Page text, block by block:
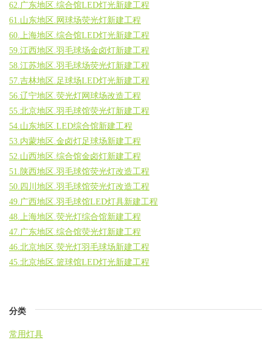
62.广东地区.综合馆LED灯光新建工程
61.山东地区.网球场荧光灯新建工程
60.上海地区.综合馆LED灯光新建工程
59.江西地区.羽毛球场金卤灯新建工程
58.江苏地区.羽毛球场荧光灯新建工程
57.吉林地区.足球场LED灯光新建工程
56.辽宁地区.荧光灯网球场改造工程
55.北京地区.羽毛球馆荧光灯新建工程
54.山东地区.LED综合馆新建工程
53.内蒙地区.金卤灯足球场新建工程
52.山西地区.综合馆金卤灯新建工程
51.陕西地区.羽毛球馆荧光灯改造工程
50.四川地区.羽毛球馆荧光灯改造工程
49.广西地区.羽毛球馆LED灯具新建工程
48.上海地区.荧光灯综合馆新建工程
47.广东地区.综合馆荧光灯新建工程
46.北京地区.荧光灯羽毛球场新建工程
45.北京地区.篮球馆LED灯光新建工程
分类
常用灯具